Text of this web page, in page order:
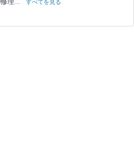
理...
すべてを見る